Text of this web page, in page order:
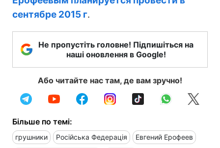
сентябре 2015 г.
Не пропустіть головне! Підпишіться на
наші оновлення в Google!
Або читайте нас там, де вам зручно!
Більше по темі:
грушники Російська Федерація Евгений Ерофеев